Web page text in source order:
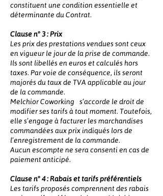
constituent une condition essentielle et
déterminante du Contrat.
Clause n° 3 : Prix
Les prix des prestations vendues sont ceux
en vigueur le jour de la prise de commande.
Ils sont libellés en euros et calculés hors
taxes. Par voie de conséquence, ils seront
majorés du taux de TVA applicable au jour
de la commande.
Melchior Coworking s’accorde le droit de
modifier ses tarifs à tout moment. Toutefois,
elle s’engage à facturer les marchandises
commandées aux prix indiqués lors de
l’enregistrement de la commande.
Aucun escompte ne sera consenti en cas de
paiement anticipé.
Clause n° 4 : Rabais et tarifs préférentiels
Les tarifs proposés comprennent des rabais